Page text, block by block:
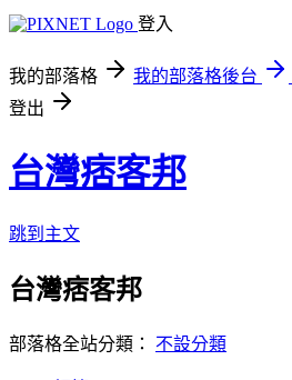
登入
我的部落格 我的部落格後台
登出
台灣痞客邦
跳到主文
台灣痞客邦
部落格全站分類： 不設分類